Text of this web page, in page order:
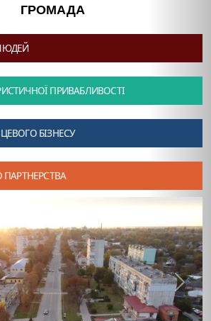
ГРОМАДА
ПРИВАБЛИВОСТІ
БІЗНЕСУ
ПАРТНЕРСТВА
Next